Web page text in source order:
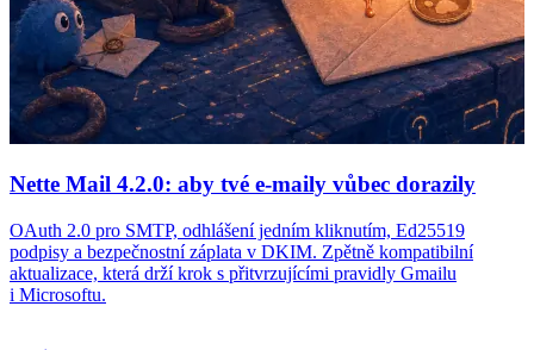
Nette Mail 4.2.0: aby tvé e-maily vůbec dorazily
OAuth 2.0 pro SMTP, odhlášení jedním kliknutím, Ed25519
podpisy a bezpečnostní záplata v DKIM. Zpětně kompatibilní
aktualizace, která drží krok s přitvrzujícími pravidly Gmailu
i Microsoftu.